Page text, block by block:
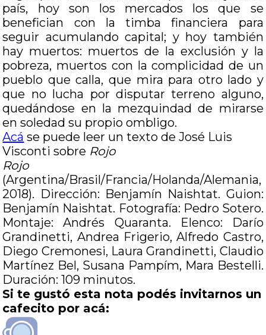
país, hoy son los mercados los que se
benefician con la timba financiera para
seguir acumulando capital; y hoy también
hay muertos: muertos de la exclusión y la
pobreza, muertos con la complicidad de un
pueblo que calla, que mira para otro lado y
que no lucha por disputar terreno alguno,
quedándose en la mezquindad de mirarse
en soledad su propio ombligo.
Acá se puede leer un texto de José Luis
Visconti sobre Rojo
Rojo
(Argentina/Brasil/Francia/Holanda/Alemania,
2018). Dirección: Benjamín Naishtat. Guion:
Benjamín Naishtat. Fotografía: Pedro Sotero.
Montaje: Andrés Quaranta. Elenco: Darío
Grandinetti, Andrea Frigerio, Alfredo Castro,
Diego Cremonesi, Laura Grandinetti, Claudio
Martínez Bel, Susana Pampím, Mara Bestelli.
Duración: 109 minutos.
Si te gustó esta nota podés invitarnos un
cafecito por acá: